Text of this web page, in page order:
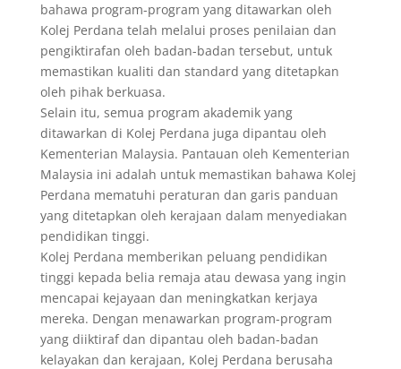
bahawa program-program yang ditawarkan oleh
Kolej Perdana telah melalui proses penilaian dan
pengiktirafan oleh badan-badan tersebut, untuk
memastikan kualiti dan standard yang ditetapkan
oleh pihak berkuasa.
Selain itu, semua program akademik yang
ditawarkan di Kolej Perdana juga dipantau oleh
Kementerian Malaysia. Pantauan oleh Kementerian
Malaysia ini adalah untuk memastikan bahawa Kolej
Perdana mematuhi peraturan dan garis panduan
yang ditetapkan oleh kerajaan dalam menyediakan
pendidikan tinggi.
Kolej Perdana memberikan peluang pendidikan
tinggi kepada belia remaja atau dewasa yang ingin
mencapai kejayaan dan meningkatkan kerjaya
mereka. Dengan menawarkan program-program
yang diiktiraf dan dipantau oleh badan-badan
kelayakan dan kerajaan, Kolej Perdana berusaha